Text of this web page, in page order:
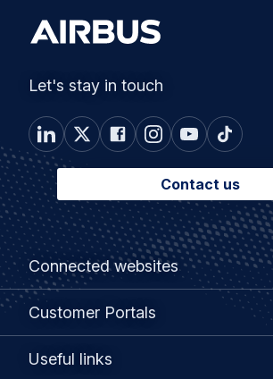
Let's stay in touch
Contact us
Footer
menu
Connected websites
Connected
websites
Customer Portals
Customer
Useful links